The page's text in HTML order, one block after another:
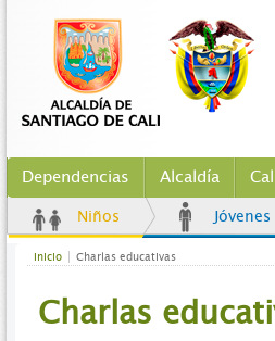
Dependencias Alcaldía
Niños Jóvenes
Inicio Charlas educativas
Charlas